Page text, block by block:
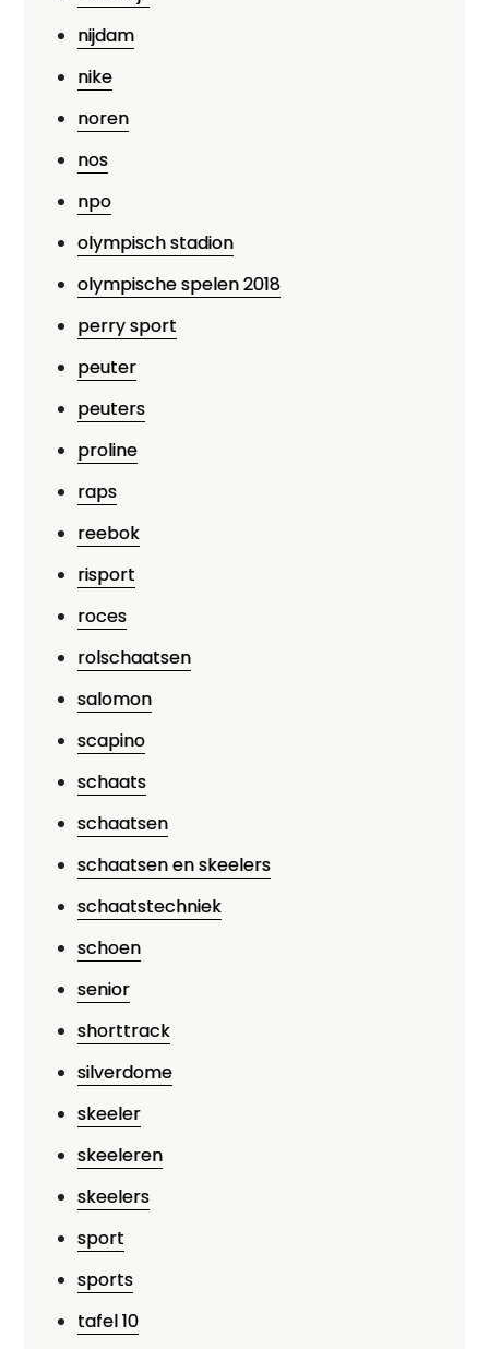
nijdam
nike
noren
nos
npo
olympisch stadion
olympische spelen 2018
perry sport
peuter
peuters
proline
raps
reebok
risport
roces
rolschaatsen
salomon
scapino
schaats
schaatsen
schaatsen en skeelers
schaatstechniek
schoen
senior
shorttrack
silverdome
skeeler
skeeleren
skeelers
sport
sports
tafel 10